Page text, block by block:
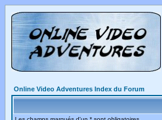
Online Video Adventures Index du Forum